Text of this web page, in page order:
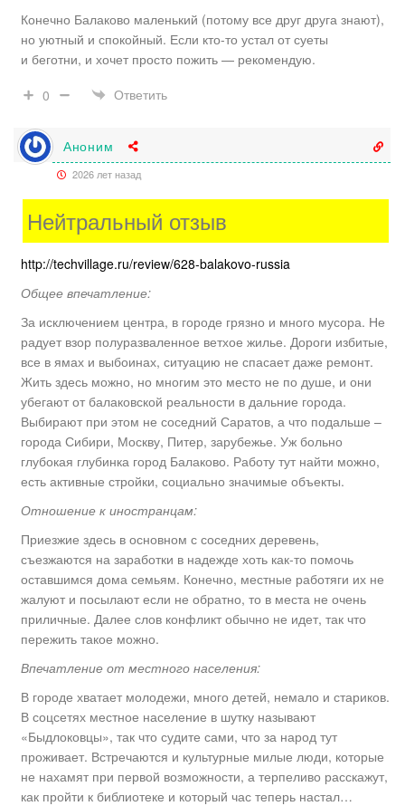
Конечно Балаково маленький (потому все друг друга знают),
но уютный и спокойный. Если кто-то устал от суеты
и беготни, и хочет просто пожить — рекомендую.
0
Ответить
Аноним
2026 лет назад
Нейтральный отзыв
http://techvillage.ru/review/628-balakovo-russia
Общее впечатление:
За исключением центра, в городе грязно и много мусора. Не
радует взор полуразваленное ветхое жилье. Дороги избитые,
все в ямах и выбоинах, ситуацию не спасает даже ремонт.
Жить здесь можно, но многим это место не по душе, и они
убегают от балаковской реальности в дальние города.
Выбирают при этом не соседний Саратов, а что подальше –
города Сибири, Москву, Питер, зарубежье. Уж больно
глубокая глубинка город Балаково. Работу тут найти можно,
есть активные стройки, социально значимые объекты.
Отношение к иностранцам:
Приезжие здесь в основном с соседних деревень,
съезжаются на заработки в надежде хоть как-то помочь
оставшимся дома семьям. Конечно, местные работяги их не
жалуют и посылают если не обратно, то в места не очень
приличные. Далее слов конфликт обычно не идет, так что
пережить такое можно.
Впечатление от местного населения:
В городе хватает молодежи, много детей, немало и стариков.
В соцсетях местное население в шутку называют
«Быдлоковцы», так что судите сами, что за народ тут
проживает. Встречаются и культурные милые люди, которые
не нахамят при первой возможности, а терпеливо расскажут,
как пройти к библиотеке и который час теперь настал…